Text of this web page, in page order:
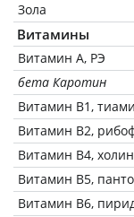
Зола
Витамины
Витамин А, РЭ
бета Каротин
Витамин В1,
Витамин В2,
Витамин В4, холин
Витамин В5,
Витамин В6,